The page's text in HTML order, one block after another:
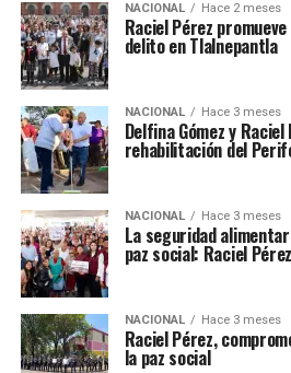
NACIONAL Hace 2 meses
Raciel Pérez
delito en Tlalnepantla
NACIONAL Hace 3 meses
Delfina Gómez y
rehabilitación del
NACIONAL Hace 3 meses
La seguridad
paz social: Raciel Pérez
NACIONAL Hace 3 meses
Raciel Pérez,
la paz social